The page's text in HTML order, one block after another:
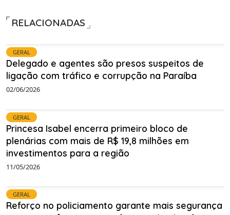
RELACIONADAS
GERAL
Delegado e agentes são presos suspeitos de
ligação com tráfico e corrupção na Paraíba
02/06/2026
GERAL
Princesa Isabel encerra primeiro bloco de
plenárias com mais de R$ 19,8 milhões em
investimentos para a região
11/05/2026
GERAL
Reforço no policiamento garante mais segurança